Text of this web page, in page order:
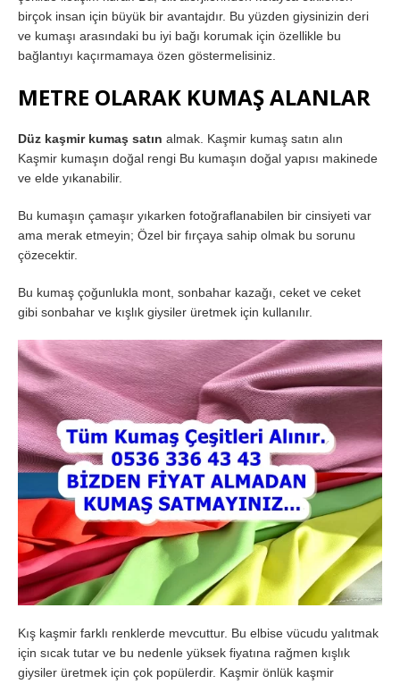
birçok insan için büyük bir avantajdır. Bu yüzden giysinizin deri
ve kumaşı arasındaki bu iyi bağı korumak için özellikle bu
bağlantıyı kaçırmamaya özen göstermelisiniz.
METRE OLARAK KUMAŞ ALANLAR
Düz kaşmir kumaş satın almak. Kaşmir kumaş satın alın
Kaşmir kumaşın doğal rengi Bu kumaşın doğal yapısı makinede
ve elde yıkanabilir.
Bu kumaşın çamaşır yıkarken fotoğraflanabilen bir cinsiyeti var
ama merak etmeyin; Özel bir fırçaya sahip olmak bu sorunu
çözecektir.
Bu kumaş çoğunlukla mont, sonbahar kazağı, ceket ve ceket
gibi sonbahar ve kışlık giysiler üretmek için kullanılır.
Kış kaşmir farklı renklerde mevcuttur. Bu elbise vücudu yalıtmak
için sıcak tutar ve bu nedenle yüksek fiyatına rağmen kışlık
giysiler üretmek için çok popülerdir. Kaşmir önlük kaşmir